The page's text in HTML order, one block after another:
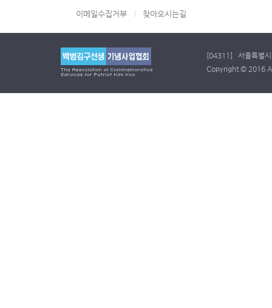
이메일수집거부 찾아오시는길
[04311] 서울특별
Copyright © 2016